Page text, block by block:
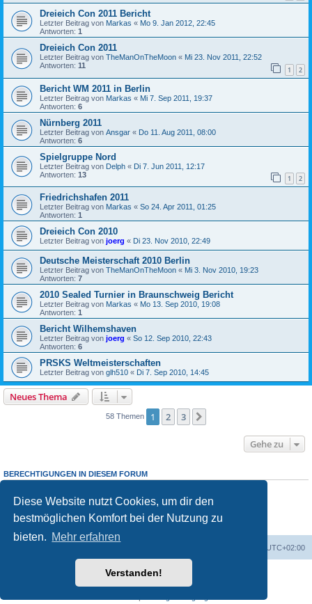
Diese Website nutzt Cookies, um dir den
bestmöglichen Komfort bei der Nutzung zu
bieten. Mehr erfahren
Verstanden!
Dreieich Con 2011 Bericht
Letzter Beitrag von Markas « Mo 9. Jan 2012, 22:45
Antworten: 1
Dreieich Con 2011
Letzter Beitrag von TheManOnTheMoon « Mi 23. Nov 2011, 22:52
Antworten: 11 1 2
Bericht WM 2011 in Berlin
Letzter Beitrag von Markas « Mi 7. Sep 2011, 19:37
Antworten: 6
Nürnberg 2011
Letzter Beitrag von Ansgar « Do 11. Aug 2011, 08:00
Antworten: 6
Spielgruppe Nord
Letzter Beitrag von Delph « Di 7. Jun 2011, 12:17
Antworten: 13 1 2
Friedrichshafen 2011
Letzter Beitrag von Markas « So 24. Apr 2011, 01:25
Antworten: 1
Dreieich Con 2010
Letzter Beitrag von joerg « Di 23. Nov 2010, 22:49
Deutsche Meisterschaft 2010 Berlin
Letzter Beitrag von TheManOnTheMoon « Mi 3. Nov 2010, 19:23
Antworten: 7
2010 Sealed Turnier in Braunschweig Bericht
Letzter Beitrag von Markas « Mo 13. Sep 2010, 19:08
Antworten: 1
Bericht Wilhemshaven
Letzter Beitrag von joerg « So 12. Sep 2010, 22:43
Antworten: 6
PRSKS Weltmeisterschaften
Letzter Beitrag von glh510 « Di 7. Sep 2010, 14:45
Neues Thema
58 Themen 1 2 3
Gehe zu
BERECHTIGUNGEN IN DIESEM FORUM
Du darfst
keine Antworten zu Themen in diesem Forum erstellen.
Du darfst deine Beiträge in diesem Forumnichtändern.
Du darfst deine Beiträge in diesem Forum nicht löschen.
keine
UTC+02:00
Powered byphpBB® Forum Software © phpBB Limited
phpBB.de